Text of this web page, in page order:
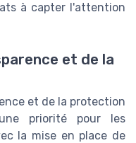
à capter l'attention
et de la
et de la protection
priorité pour les
la mise en place de